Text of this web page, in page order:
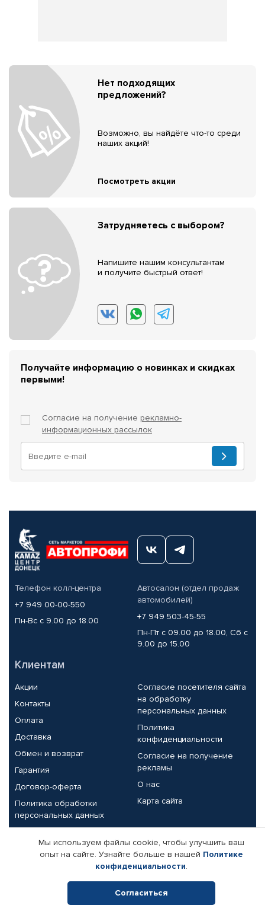
Нет подходящих
предложений?
Возможно, вы найдёте что-то среди
наших акций!
Посмотреть акции
Затрудняетесь с выбором?
Напишите нашим консультантам
и получите быстрый ответ!
Получайте информацию о новинках и скидках
первыми!
Согласие на получение рекламно-
информационных рассылок
Телефон колл-центра
+7 949 00-00-550
Пн-Вс с 9.00 до 18.00
Автосалон (отдел продаж
автомобилей)
+7 949 503-45-55
Пн-Пт с 09.00 до 18.00, Сб с
9.00 до 15.00
Клиентам
Акции
Контакты
Оплата
Доставка
Обмен и возврат
Гарантия
Договор-оферта
Политика обработки
персональных данных
Согласие посетителя сайта
на обработку
персональных данных
Политика
конфиденциальности
Согласие на получение
рекламы
О нас
Карта сайта
Партнерам
Корпоративным клиентам
Поставщикам
Реквизиты компании
Мы используем файлы cookie, чтобы улучшить ваш
опыт на сайте. Узнайте больше в нашей Политике
конфиденциальности.
Согласиться